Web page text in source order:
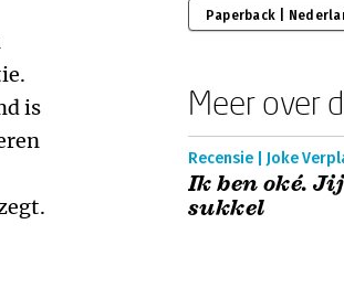
is
Paperback |
Meer over
Recensie | Joke
Ik ben oké.
sukkel